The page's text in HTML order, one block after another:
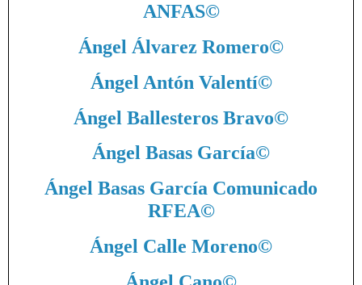
ANFAS©
Ángel Álvarez Romero©
Ángel Antón Valentí©
Ángel Ballesteros Bravo©
Ángel Basas García©
Ángel Basas García Comunicado
RFEA©
Ángel Calle Moreno©